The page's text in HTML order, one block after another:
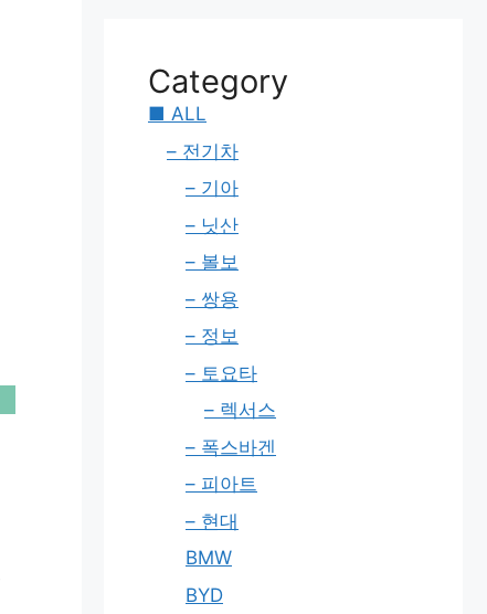
Category
■ ALL
– 전기차
– 기아
– 닛산
– 볼보
– 쌍용
– 정보
– 토요타
– 렉서스
– 폭스바겐
– 피아트
– 현대
BMW
BYD